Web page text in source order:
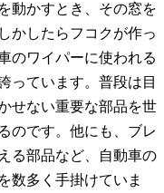
動かすとき、その窓を
かしたらフコクが作っ
のワイパーに使われる
っています。普段は目
せない重要な部品を世
のです。他にも、ブレ
る部品など、自動車の
数多く手掛けていま